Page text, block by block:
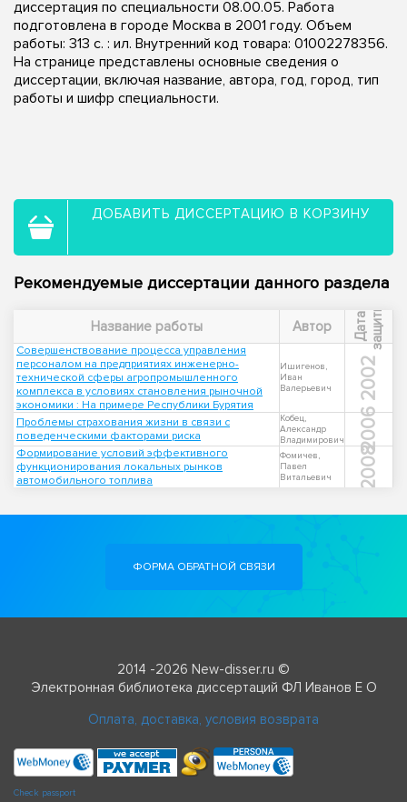
диссертация по специальности 08.00.05. Работа
подготовлена в городе Москва в 2001 году. Объем
работы: 313 с. : ил. Внутренний код товара: 01002278356.
На странице представлены основные сведения о
диссертации, включая название, автора, год, город, тип
работы и шифр специальности.
ДОБАВИТЬ ДИССЕРТАЦИЮ В КОРЗИНУ
Рекомендуемые диссертации данного раздела
Название работы Автор Д
а
т
а
з
а
щ
и
т ы
Совершенствование процесса управления
персоналом на предприятиях инженерно-
технической сферы агропромышленного
комплекса в условиях становления рыночной
экономики : На примере Республики Бурятия
Ишигенов,
Иван
Валерьевич
2002
Проблемы страхования жизни в связи с
поведенческими факторами риска
Кобец,
Александр
Владимирович
2006
Формирование условий эффективного
функционирования локальных рынков
автомобильного топлива
Фомичев,
Павел
Витальевич
2008
ФОРМА ОБРАТНОЙ СВЯЗИ
2014 -2026 New-disser.ru ©
Электронная библиотека диссертаций ФЛ Иванов Е О
Оплата, доставка, условия возврата
Check passport